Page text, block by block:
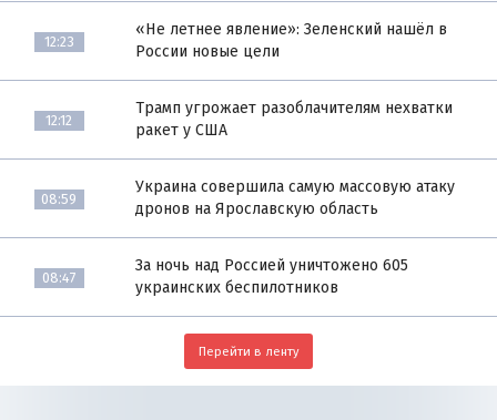
12:23
«Не летнее явление»: Зеленский нашёл в
России новые цели
12:12
Трамп угрожает разоблачителям нехватки
ракет у США
08:59
Украина совершила самую массовую атаку
дронов на Ярославскую область
08:47
За ночь над Россией уничтожено 605
украинских беспилотников
Перейти в ленту